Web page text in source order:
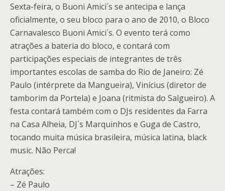
Sexta-feira, o Buoni Amici´s se antecipa e lança
oficialmente, o seu bloco para o ano de 2010, o Bloco
Carnavalesco Buoni Amici´s. O evento terá como
atrações a bateria do bloco, e contará com
participações especiais de integrantes de três
importantes escolas de samba do Rio de Janeiro: Zé
Paulo (intérprete da Mangueira), Vinícius (diretor de
tamborim da Portela) e Joana (ritmista do Salgueiro). A
festa contará também com o DJs residentes da Farra
na Casa Alheia, DJ´s Marquinhos e Guga de Castro,
tocando muita música brasileira, música latina, black
music. Não Perca!
Atrações:
– Zé Paulo